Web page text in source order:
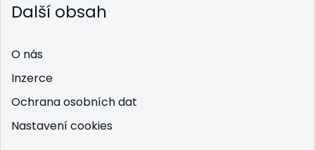
Další obsah
O nás
Inzerce
Ochrana osobních dat
Nastavení cookies